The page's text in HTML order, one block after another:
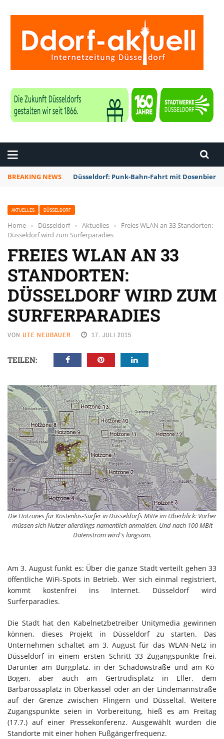
BREAKING NEWS Düsseldorf: Punk-Bahn-Fahrt mit Dosenbier
AKTUELLES DÜSSELDORF
Home › Düsseldorf › Aktuelles ›
Freies WLAN an 33 Standorten:
Düsseldorf wird zum Surferparadies
FREIES WLAN AN 33
STANDORTEN:
DÜSSELDORF WIRD ZUM
SURFERPARADIES
VON UTE NEUBAUER 17. JULI 2015
TEILEN:
Die Hotzones für Kostenlos-Surfer in Düsseldorfs Mitte im Überblick: Vorher
müssen sich Nutzer allerdings namentlich anmelden. Und nach 100 MBit
Datenstrom wird's langsam.
Am 3. August funkt es: Über die ganze Stadt verteilt gehen 33
öffentliche WiFi-Spots in Betrieb. Wer sich einmal registriert,
kommt kostenfrei ins Internet. Düsseldorf wird
Surferparadies.
Die Stadt hat den Kabelnetzbetreiber Unitymedia gewinnen
können, dieses Projekt in Düsseldorf zu starten. Das
Unternehmen schaltet am 3. August für das WLAN-Netz in
Düsseldorf in einem ersten Schritt 33 Zugangspunkte frei.
Darunter am Burgplatz, in der Schadowstraße und am Kö-
Bogen, aber auch am Gertrudisplatz in Eller, dem
Barbarossaplatz in Oberkassel oder an der Lindemannstraße
auf der Grenze zwischen Flingern und Düsseltal. Weitere
Zugangspunkte seien in Vorbereitung, hieß es am Freitag
(17.7.) auf einer Pressekonferenz. Ausgewählt wurden die
Standorte mit einer hohen Fußgängerfrequenz.